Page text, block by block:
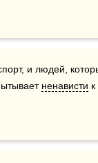
и людей,
ненависти